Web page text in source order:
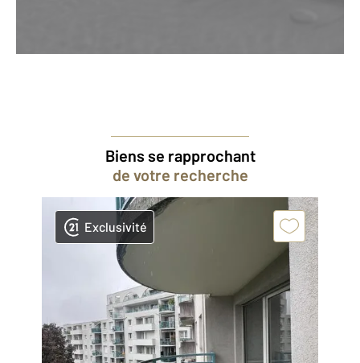
Biens se rapprochant
de votre recherche
Exclusivité